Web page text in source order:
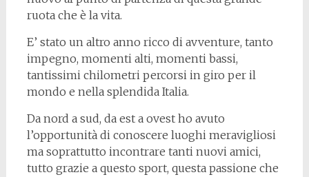
ruota che è la vita.
E’ stato un altro anno ricco di avventure, tanto
impegno, momenti alti, momenti bassi,
tantissimi chilometri percorsi in giro per il
mondo e nella splendida Italia.
Da nord a sud, da est a ovest ho avuto
l’opportunità di conoscere luoghi meravigliosi
ma soprattutto incontrare tanti nuovi amici,
tutto grazie a questo sport, questa passione che